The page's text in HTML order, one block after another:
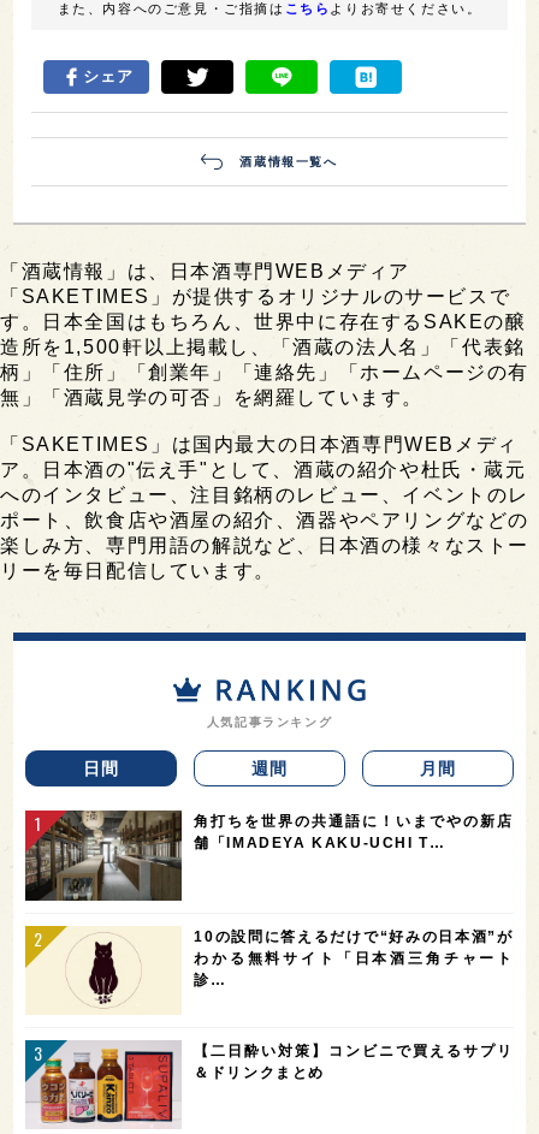
また、内容へのご意見・ご指摘は こちら よりお寄せください。
シェア
酒蔵情報一覧へ
「酒蔵情報」は、日本酒専門WEBメディア
「SAKETIMES」が提供するオリジナルのサービスで
す。日本全国はもちろん、世界中に存在するSAKEの醸
造所を1,500軒以上掲載し、「酒蔵の法人名」「代表銘
柄」「住所」「創業年」「連絡先」「ホームページの有
無」「酒蔵見学の可否」を網羅しています。
「SAKETIMES」は国内最大の日本酒専門WEBメディ
ア。日本酒の"伝え手"として、酒蔵の紹介や杜氏・蔵元
へのインタビュー、注目銘柄のレビュー、イベントのレ
ポート、飲食店や酒屋の紹介、酒器やペアリングなどの
楽しみ方、専門用語の解説など、日本酒の様々なストー
リーを毎日配信しています。
人気記事ランキング
日間 週間 月間
角打ちを世界の共通語に！いまでやの新店
舗「IMADEYA KAKU-UCHI T…
10の設問に答えるだけで“好みの日本酒”が
わかる無料サイト「日本酒三角チャート
診…
【二日酔い対策】コンビニで買えるサプリ
＆ドリンクまとめ